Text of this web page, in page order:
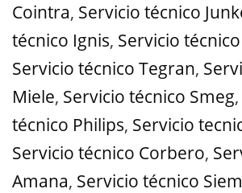
Cointra, Servicio técnico
técnico Ignis, Servicio
Servicio técnico Tegran,
Miele, Servicio técnico Smeg,
técnico Philips, Servicio
Servicio técnico Corbero,
Amana, Servicio técnico